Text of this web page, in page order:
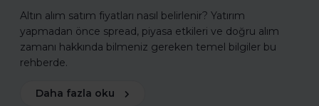
Altın alım satım fiyatları nasıl belirlenir? Yatırım
yapmadan önce spread, piyasa etkileri ve doğru alım
zamanı hakkında bilmeniz gereken temel bilgiler bu
rehberde.
Daha fazla oku